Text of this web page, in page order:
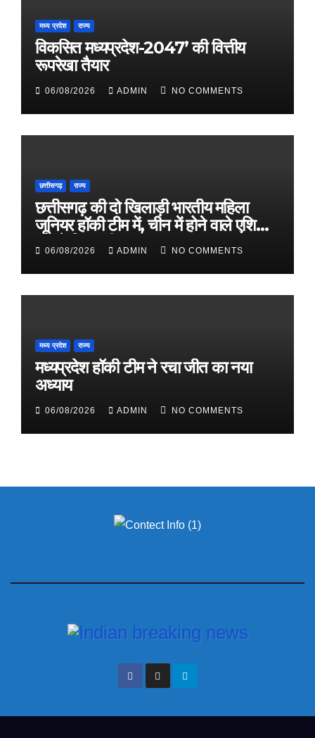
मध्य प्रदेश राज्य
विकसित मध्यप्रदेश-2047’ की वित्तीय
रूपरेखा तैयार
06/08/2026 ADMIN NO COMMENTS
छत्तीसगढ़ राज्य
छत्तीसगढ़ की दो खिलाड़ी भारतीय महिला
जूनियर हॉकी टीम में, चीन में होने वाले एशिया
कप में दिखाएंगी दम
06/08/2026 ADMIN NO COMMENTS
मध्य प्रदेश राज्य
मध्यप्रदेश हॉकी टीम ने रचा जीत का नया
अध्याय
06/08/2026 ADMIN NO COMMENTS